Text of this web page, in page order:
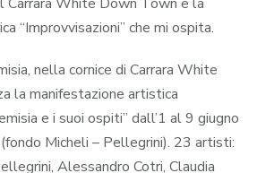
“Improvvisazioni” che mi ospita.
nella cornice di Carrara White
lamanifestazione artistica
e i suoi ospiti” dall’1 al 9 giugno
Micheli – Pellegrini). 23 artisti:
Alessandro Cotri, Claudia